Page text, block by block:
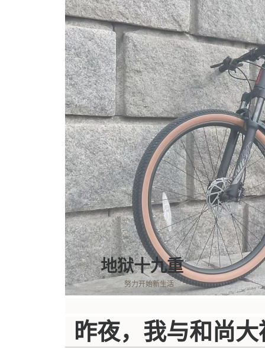
地狱十九重
努力开始新生活
昨夜，我与和尚